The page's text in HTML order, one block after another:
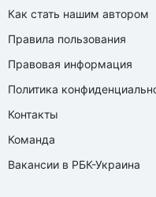
Как стать нашим автором
Правила пользования
Правовая информация
Политика
Контакты
Команда
Вакансии в РБК-Украина